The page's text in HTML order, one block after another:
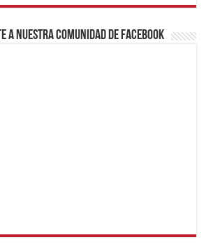
a nuestra comunidad de Facebook